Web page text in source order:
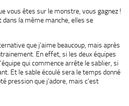
vous êtes sur le monstre, vous gagnez !
la même manche, elles se
que j’aime beaucoup, mais après
En effet, si les deux équipes
qui commence arrête le sablier, si
Et le sable écoulé sera le temps donné
pression que j’adore, mais c’est